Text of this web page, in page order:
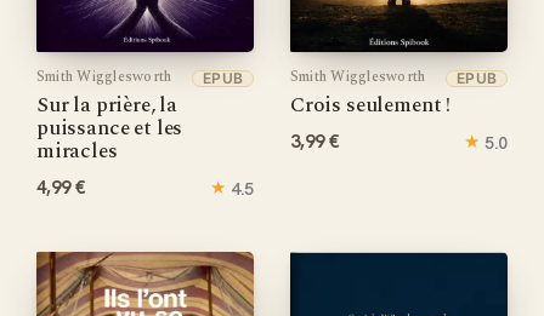
Smith Wigglesworth
Sur la prière, la
puissance et les
miracles
EPUB
4,99 € ★ 4.5
Smith Wigglesworth
Crois seulement !
EPUB
3,99 € ★ 5.0